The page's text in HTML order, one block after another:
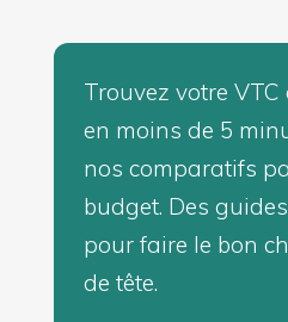
Trouvez votre
en moins de 5
nos comparatifs
budget. Des
pour faire le bon
de tête.